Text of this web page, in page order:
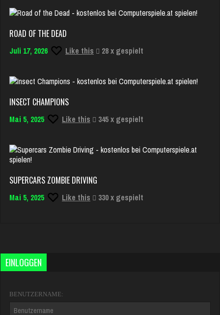
ROAD OF THE DEAD
Juli 17, 2026 Like this 28 x gespielt
INSECT CHAMPIONS
Mai 5, 2025 Like this 345 x gespielt
SUPERCARS ZOMBIE DRIVING
Mai 5, 2025 Like this 330 x gespielt
EINLOGGEN
BENUTZERNAME: